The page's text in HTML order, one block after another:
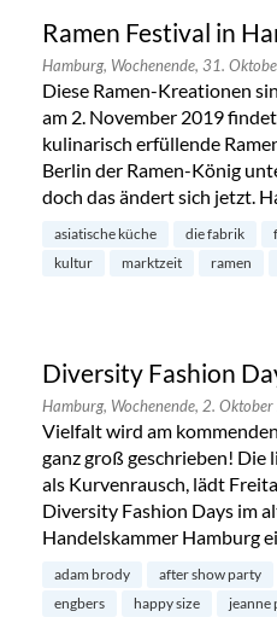
Ramen Festival in
Hamburg, Wochenende, 31.
Diese Ramen-Kreationen
am 2. November 2019
kulinarisch erfüllende
Berlin der Ramen-König
doch das ändert sich jetzt.
asiatische küche die fabrik
kultur
marktzeit ramen
Diversity Fashion
Hamburg, Wochenende, 2.
Vielfalt wird am
ganz groß geschrieben! Die
als Kurvenrausch, lädt
Diversity Fashion Days im
Handelskammer Hamburg
adam brody after show party
engbers
happy size jeanne